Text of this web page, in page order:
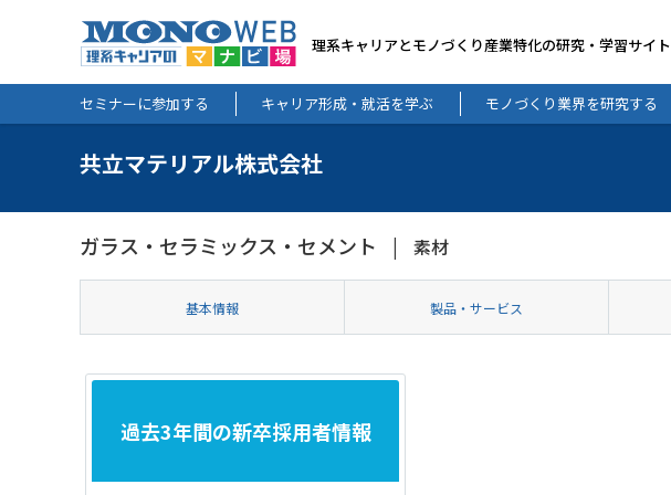
理系キャリアとモノづくり産業特化の研究・学習サイト
セミナーに参加する キャリア形成・就活を学ぶ モノづくり業界を研究する
共立マテリアル株式会社
ガラス・セラミックス・セメント 素材
基本情報 製品・サービス
過去3年間の新卒採用者情報